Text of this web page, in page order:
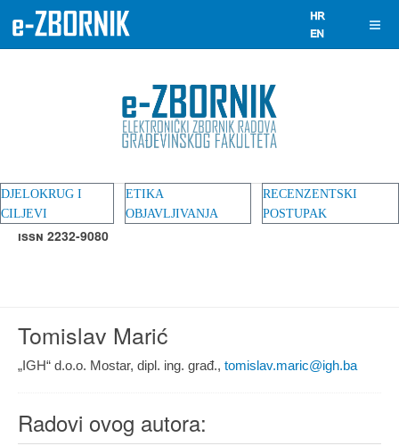
DJELOKRUG I
CILJEVI
ETIKA
OBJAVLJIVANJA
RECENZENTSKI
POSTUPAK
ISSN 2232-9080
Tomislav Marić
„IGH“ d.o.o. Mostar, dipl. ing. građ., tomislav.maric@igh.ba
Radovi ovog autora: